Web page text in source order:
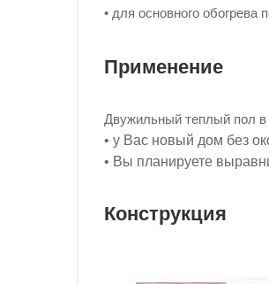
• для основного обогрева
Применение
Двужильный теплый пол в
• у Вас новый дом без
• Вы планируете
Конструкция